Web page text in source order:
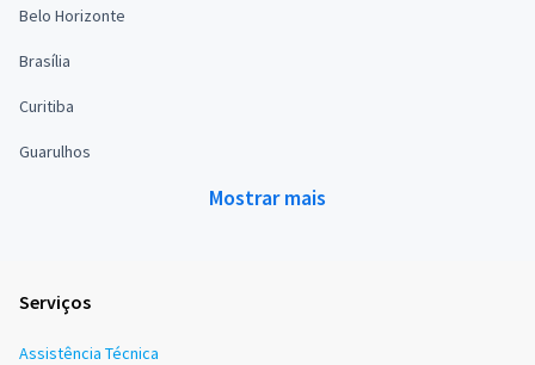
Belo Horizonte
Brasília
Curitiba
Guarulhos
Mostrar mais
Serviços
Assistência Técnica